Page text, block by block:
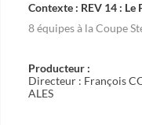
Contexte : REV 14 : Le
8 équipes à la Coupe
Producteur :
Directeur : François
ALES